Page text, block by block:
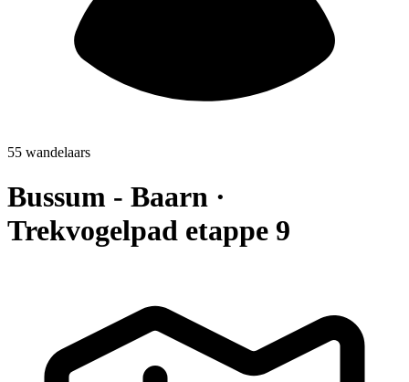
55 wandelaars
Bussum - Baarn ·
Trekvogelpad etappe 9